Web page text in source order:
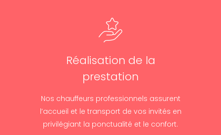
Réalisation de la
prestation
Nos chauffeurs professionnels assurent
l’accueil et le transport de vos invités en
privilégiant la ponctualité et le confort.